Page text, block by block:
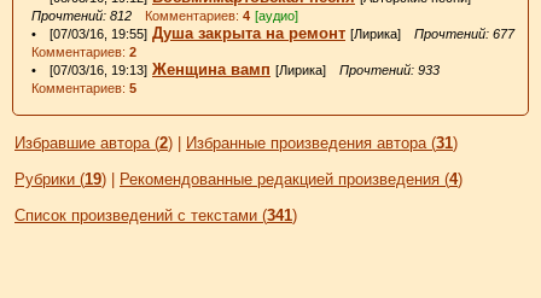
Прочтений: 812 Комментариев: 4 [аудио]
• [07/03/16, 19:55] Душа закрыта на ремонт [Лирика] Прочтений: 677
Комментариев: 2
• [07/03/16, 19:13] Женщина вамп [Лирика] Прочтений: 933
Комментариев: 5
Избравшие автора (2) | Избранные произведения автора (31)
Рубрики (19) | Рекомендованные редакцией произведения (4)
Список произведений с текстами (341)